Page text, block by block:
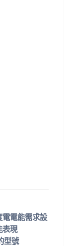
電電能需求設
表現
型號